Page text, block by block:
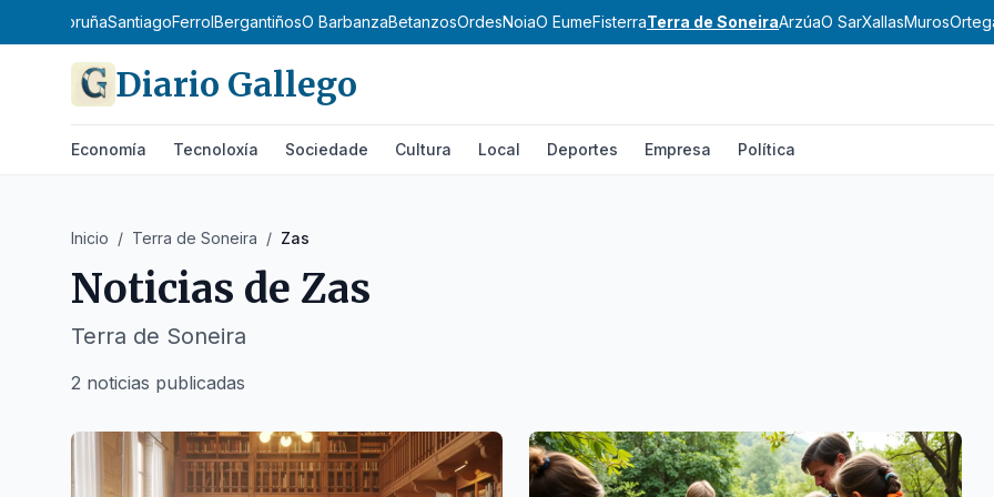
A CoruñaSantiagoFerrolBergantiñosO BarbanzaBetanzosOrdesNoiaO EumeFisterraTerra de SoneiraArzúaO SarXallasMuros
Diario Gallego
Economía Tecnoloxía Sociedade Cultura Local Deportes Empresa Política
Inicio / Terra de Soneira / Zas
Noticias de Zas
Terra de Soneira
2 noticias publicadas